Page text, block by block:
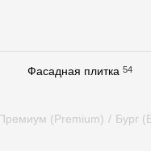
Фасадная плитка 54
(Premium) / Бург